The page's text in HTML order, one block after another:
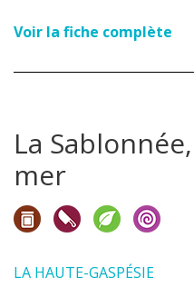
Voir la fiche complète
La
mer
LA HAUTE-GASPÉSIE